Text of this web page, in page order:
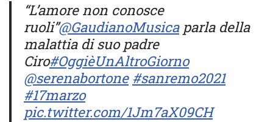
“L’amore non conosce
ruoli”@GaudianoMusicaparla della
malattia di suo padre
Ciro#OggièUnAltroGiorno
@serenabortone #sanremo2021
#17marzo
pic.twitter.com/1Jm7aX09CH